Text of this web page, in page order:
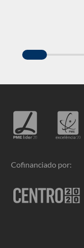
Cofinanciado por: